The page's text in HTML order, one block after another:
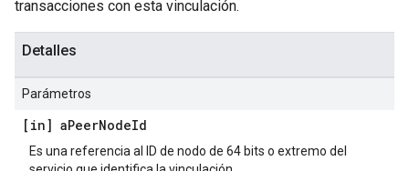
transacciones con esta vinculación.
Detalles
Parámetros
[in] aPeerNodeId
Es una referencia al ID de nodo de 64 bits o extremo del